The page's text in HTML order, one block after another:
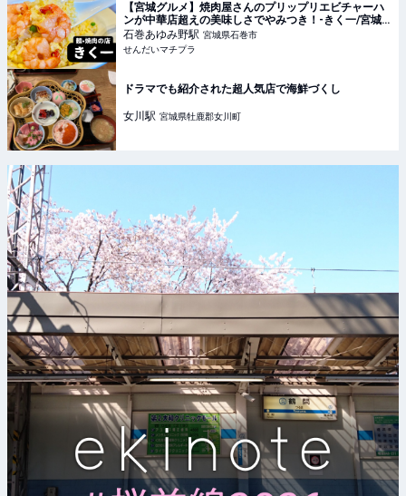
【宮城グルメ】焼肉屋さんのプリップリエビチャーハ
ンが中華店超えの美味しさでやみつき！-きく一/宮城
県石巻市- せんだいマチプラ
石巻あゆみ野駅 宮城県石巻市
せんだいマチプラ
ドラマでも紹介された超人気店で海鮮づくし
女川駅 宮城県牡鹿郡女川町